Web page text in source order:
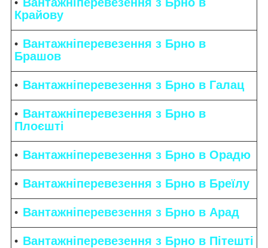
Крайову
Вантажніперевезення з Брно в
Брашов
Вантажніперевезення з Брно в Галац
Вантажніперевезення з Брно в
Плоєшті
Вантажніперевезення з Брно в Орадю
Вантажніперевезення з Брно в Бреїлу
Вантажніперевезення з Брно в Арад
Вантажніперевезення з Брно в Пітешті